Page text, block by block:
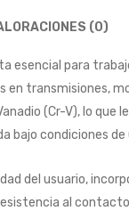
(0)
esencial para
en transmisiones,
(Cr-V), lo que
bajo condiciones
del usuario,
al